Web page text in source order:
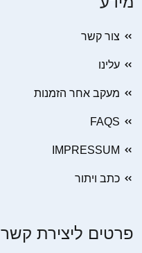
צור קשר
עלינו
מעקב אחר הזמנות
FAQS
IMPRESSUM
כתב ויתור
פרטים ליצירת קשר